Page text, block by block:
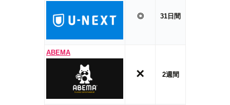
◎ 31日間
ABEMA
× 2週間